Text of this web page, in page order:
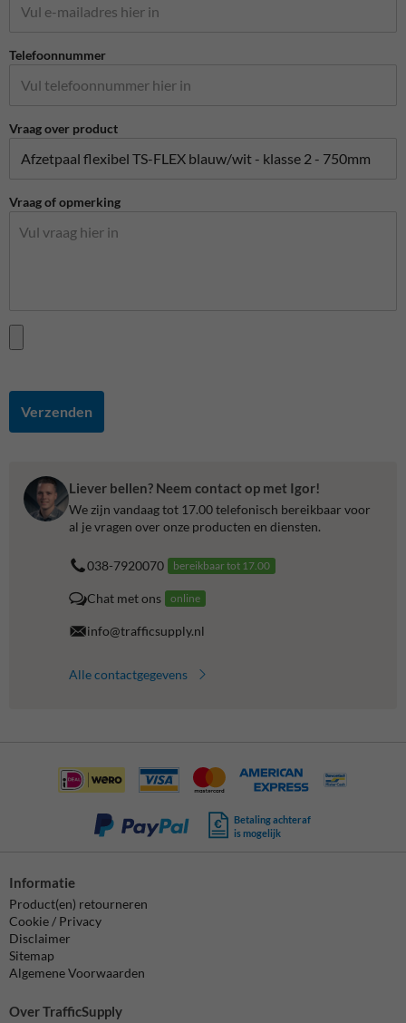
Telefoonnummer
Vraag over product
Vraag of opmerking
Verzenden
Liever bellen? Neem contact op met Igor!
We zijn vandaag tot 17.00 telefonisch bereikbaar voor
al je vragen over onze producten en diensten.
038-7920070 bereikbaar tot 17.00
Chat met ons online
info@trafficsupply.nl
Alle contactgegevens
Betaling achteraf
is mogelijk
Informatie
Product(en) retourneren
Cookie / Privacy
Disclaimer
Sitemap
Algemene Voorwaarden
Over TrafficSupply